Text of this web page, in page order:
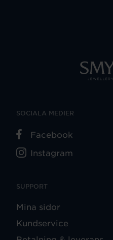
SUPPORT
Mina sidor
Kundservice
SOCIALA MEDIER
Facebook
Instagram